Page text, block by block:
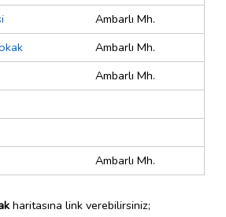
Ambarlı Mh.
Ambarlı Mh.
Ambarlı Mh.
Ambarlı Mh.
haritasına link verebilirsiniz;